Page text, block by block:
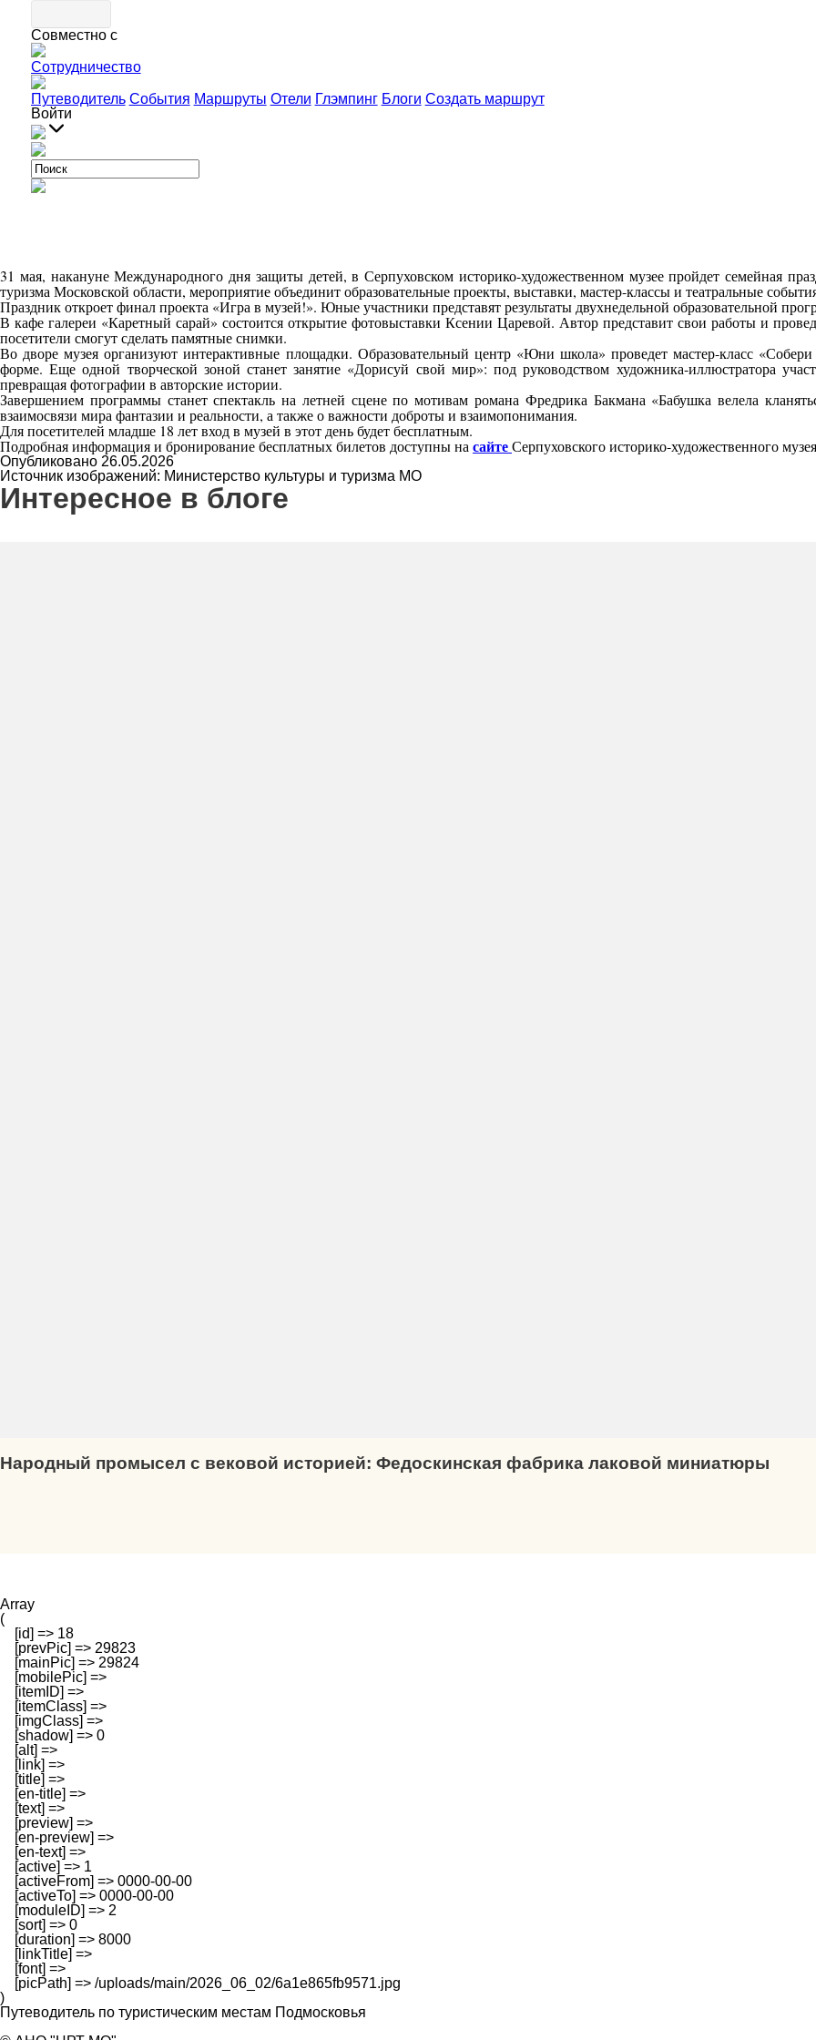
Совместно с
Сотрудничество
Путеводитель События Маршруты Отели Глэмпинг Блоги Создать маршрут
Войти
31 мая, накануне Международного дня защиты детей, в Серпуховском историко-художественном музее пройдет семейная
туризма Московской области, мероприятие объединит образовательные проекты, выставки, мастер-классы и театральные
Праздник откроет финал проекта «Игра в музей!». Юные участники представят результаты двухнедельной образовательной
В кафе галереи «Каретный сарай» состоится открытие фотовыставки Ксении Царевой. Автор представит свои работы и
посетители смогут сделать памятные снимки.
Во дворе музея организуют интерактивные площадки. Образовательный центр «Юни школа» проведет мастер-класс
форме. Еще одной творческой зоной станет занятие «Дорисуй свой мир»: под руководством художника-иллюстратора
превращая фотографии в авторские истории.
Завершением программы станет спектакль на летней сцене по мотивам романа Фредрика Бакмана «Бабушка велела
взаимосвязи мира фантазии и реальности, а также о важности доброты и взаимопонимания.
Для посетителей младше 18 лет вход в музей в этот день будет бесплатным.
Подробная информация и бронирование бесплатных билетов доступны на сайтеСерпуховского историко-художественного
Опубликовано 26.05.2026
Источник изображений: Министерство культуры и туризма МО
Интересное в блоге
Народный промысел с вековой историей: Федоскинская фабрика лаковой миниатюры
Array
(
    [id] => 18
    [prevPic] => 29823
    [mainPic] => 29824
    [mobilePic] =>
    [itemID] =>
    [itemClass] =>
    [imgClass] =>
    [shadow] => 0
    [alt] =>
    [link] =>
    [title] =>
    [en-title] =>
    [text] =>
    [preview] =>
    [en-preview] =>
    [en-text] =>
    [active] => 1
    [activeFrom] => 0000-00-00
    [activeTo] => 0000-00-00
    [moduleID] => 2
    [sort] => 0
    [duration] => 8000
    [linkTitle] =>
    [font] =>
    [picPath] => /uploads/main/2026_06_02/6a1e865fb9571.jpg
Путеводитель по туристическим местам Подмосковья